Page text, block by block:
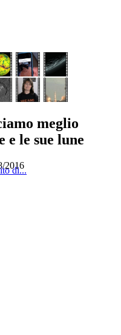
meglio
e le sue lune
2016
di...